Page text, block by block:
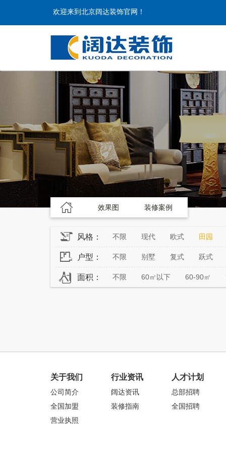
欢迎来到北京阔达装饰官网！
效果图 装修案例
风格： 不限 现代 欧式 田园
户型： 不限 别墅 复式 跃式
面积： 不限 60㎡以下 60-90㎡
关于我们
公司简介
全国加盟
营业执照
行业资讯
阔达资讯
装修指南
人才计划
总部招聘
全国招聘